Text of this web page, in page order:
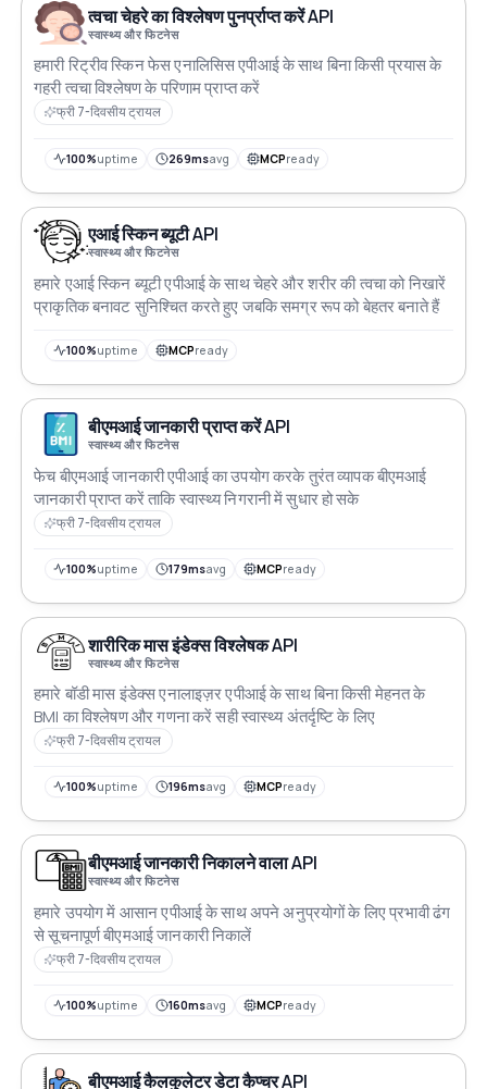
त्वचा चेहरे का विश्लेषण पुनर्प्राप्त करें API
स्वास्थ्य और फिटनेस
हमारी रिट्रीव स्किन फेस एनालिसिस एपीआई के साथ बिना किसी प्रयास के
गहरी त्वचा विश्लेषण के परिणाम प्राप्त करें
फ्री 7-दिवसीय ट्रायल
100%uptime 269msavg MCPready
एआई स्किन ब्यूटी API
स्वास्थ्य और फिटनेस
हमारे एआई स्किन ब्यूटी एपीआई के साथ चेहरे और शरीर की त्वचा को निखारें
प्राकृतिक बनावट सुनिश्चित करते हुए जबकि समग्र रूप को बेहतर बनाते हैं
100%uptime MCPready
बीएमआई जानकारी प्राप्त करें API
स्वास्थ्य और फिटनेस
फेच बीएमआई जानकारी एपीआई का उपयोग करके तुरंत व्यापक बीएमआई
जानकारी प्राप्त करें ताकि स्वास्थ्य निगरानी में सुधार हो सके
फ्री 7-दिवसीय ट्रायल
100%uptime 179msavg MCPready
शारीरिक मास इंडेक्स विश्लेषक API
स्वास्थ्य और फिटनेस
हमारे बॉडी मास इंडेक्स एनालाइज़र एपीआई के साथ बिना किसी मेहनत के
BMI का विश्लेषण और गणना करें सही स्वास्थ्य अंतर्दृष्टि के लिए
फ्री 7-दिवसीय ट्रायल
100%uptime 196msavg MCPready
बीएमआई जानकारी निकालने वाला API
स्वास्थ्य और फिटनेस
हमारे उपयोग में आसान एपीआई के साथ अपने अनुप्रयोगों के लिए प्रभावी ढंग
से सूचनापूर्ण बीएमआई जानकारी निकालें
फ्री 7-दिवसीय ट्रायल
100%uptime 160msavg MCPready
बीएमआई कैलकुलेटर डेटा कैप्चर API